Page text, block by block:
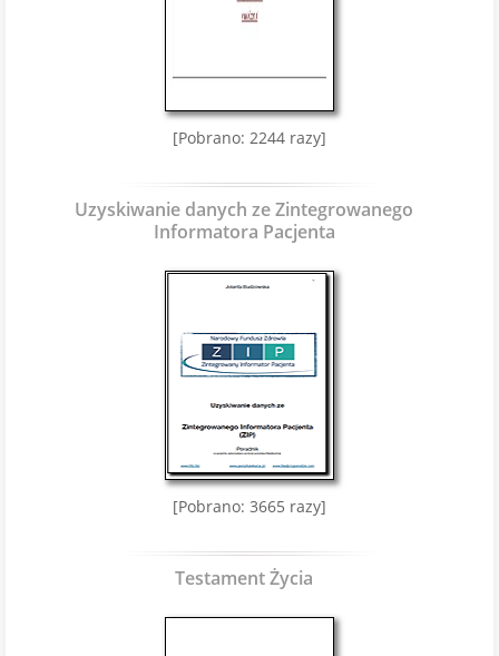
[Pobrano: 2244 razy]
Uzyskiwanie danych ze Zintegrowanego
Informatora Pacjenta
[Pobrano: 3665 razy]
Testament Życia